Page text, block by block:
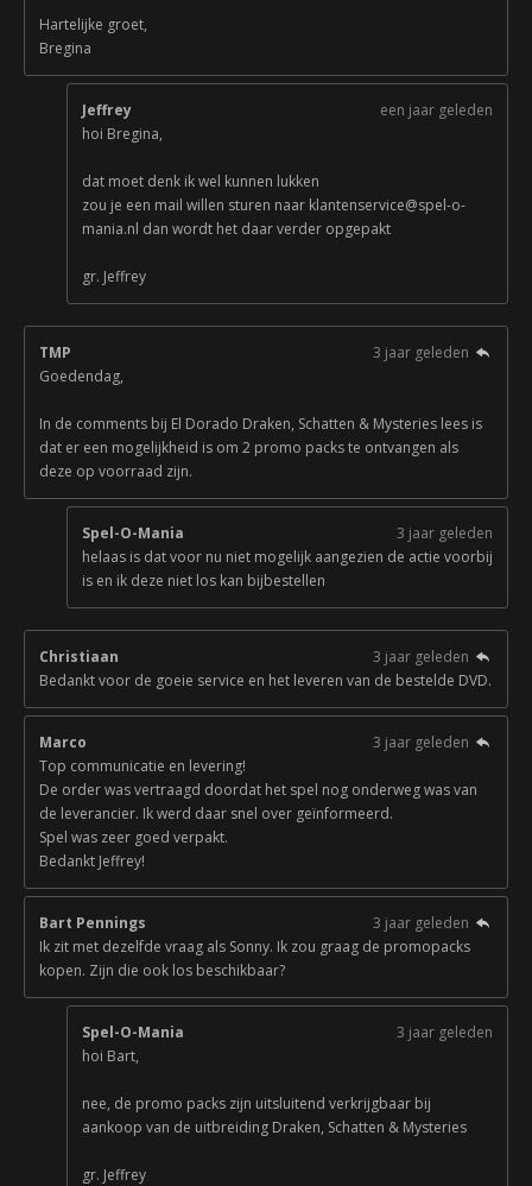
Hartelijke groet,
Bregina
Jeffrey
een jaar geleden
hoi Bregina,
dat moet denk ik wel kunnen lukken
zou je een mail willen sturen naar klantenservice@spel-o-
mania.nl dan wordt het daar verder opgepakt
gr. Jeffrey
TMP
3 jaar geleden
Goedendag,
In de comments bij El Dorado Draken, Schatten & Mysteries lees is
dat er een mogelijkheid is om 2 promo packs te ontvangen als
deze op voorraad zijn.
Spel-O-Mania
3 jaar geleden
helaas is dat voor nu niet mogelijk aangezien de actie voorbij
is en ik deze niet los kan bijbestellen
Christiaan
3 jaar geleden
Bedankt voor de goeie service en het leveren van de bestelde DVD.
Marco
3 jaar geleden
Top communicatie en levering!
De order was vertraagd doordat het spel nog onderweg was van
de leverancier. Ik werd daar snel over geïnformeerd.
Spel was zeer goed verpakt.
Bedankt Jeffrey!
Bart Pennings
3 jaar geleden
Ik zit met dezelfde vraag als Sonny. Ik zou graag de promopacks
kopen. Zijn die ook los beschikbaar?
Spel-O-Mania
3 jaar geleden
hoi Bart,
nee, de promo packs zijn uitsluitend verkrijgbaar bij
aankoop van de uitbreiding Draken, Schatten & Mysteries
gr. Jeffrey